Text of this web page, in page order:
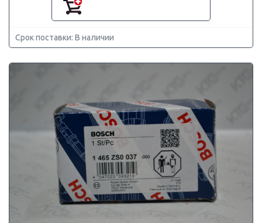
Срок поставки: В наличии